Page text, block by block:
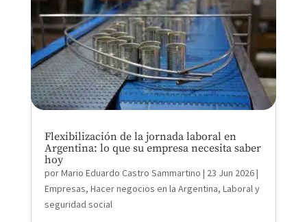
Flexibilización de la jornada laboral en
Argentina: lo que su empresa necesita saber
hoy
porMario Eduardo Castro Sammartino | 23 Jun 2026|
Empresas, Hacer negocios en la Argentina, Laboral y
seguridad social